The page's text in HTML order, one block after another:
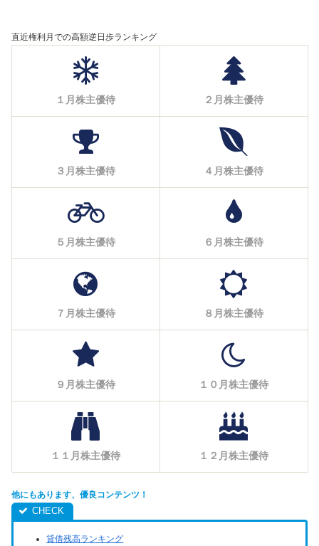
直近権利月での高額逆日歩ランキング
１月株主優待 ２月株主優待
３月株主優待 ４月株主優待
５月株主優待 ６月株主優待
７月株主優待 ８月株主優待
９月株主優待 １０月株主優待
１１月株主優待 １２月株主優待
他にもあります、優良コンテンツ！
貸借残高ランキング